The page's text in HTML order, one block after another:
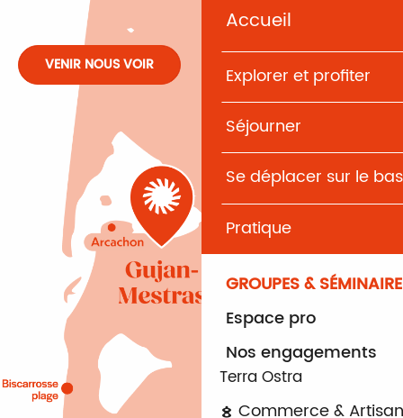
Accueil
Explorer et profiter
Séjourner
Se déplacer sur le
Pratique
GROUPES &
Espace pro
Nos engagements
Terra Ostra
Commerce &
VENIR NOUS VOIR